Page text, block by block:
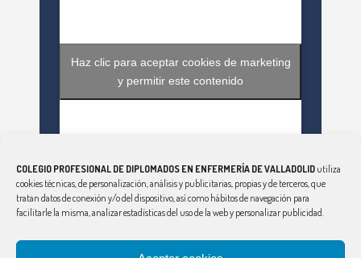
COLEGIO PROFESIONAL DE DIPLOMADOS EN ENFERMERÍA DE VALLADOLID utiliza
cookies técnicas, de personalización, análisis y publicitarias, propias y de terceros, que
tratan datos de conexión y/o del dispositivo, así como hábitos de navegación para
facilitarle la misma, analizar estadísticas del uso de la web y personalizar publicidad.
Haz clic para aceptar cookies de marketing
y permitir este contenido